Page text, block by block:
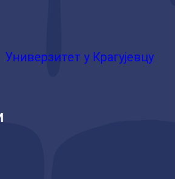
Универзитет у Крагујевцу